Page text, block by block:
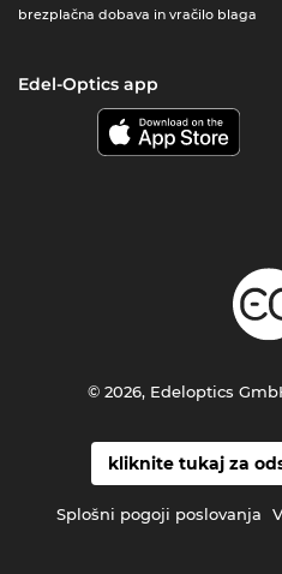
brezplačna dobava in vračilo blaga
Edel-Optics app
kliknite tukaj za
Splošni pogoji poslovanja
© 2026, Edeloptics